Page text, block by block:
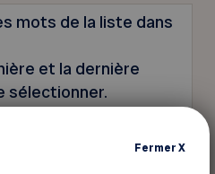
mots de la liste dans
et la dernière
sélectionner.
FermerX